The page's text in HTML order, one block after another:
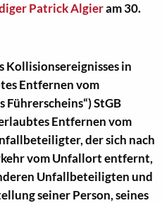
Patrick Algieram 30.
Kollisionsereignisses in
Entfernen vom
Führerscheins“) StGB
Entfernen vom
der sich nach
vom Unfallort entfernt,
Unfallbeteiligten und
seiner Person, seines